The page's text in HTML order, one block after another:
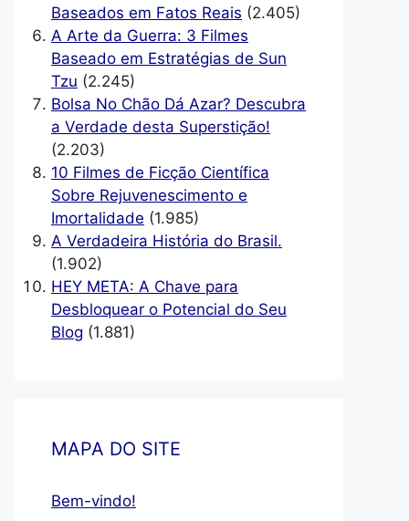
Baseados em Fatos Reais (2.405)
A Arte da Guerra: 3 Filmes
Baseado em Estratégias de Sun
Tzu (2.245)
Bolsa No Chão Dá Azar? Descubra
a Verdade desta Superstição!
(2.203)
10 Filmes de Ficção Científica
Sobre Rejuvenescimento e
Imortalidade (1.985)
A Verdadeira História do Brasil.
(1.902)
HEY META: A Chave para
Desbloquear o Potencial do Seu
Blog (1.881)
MAPA DO SITE
Bem-vindo!